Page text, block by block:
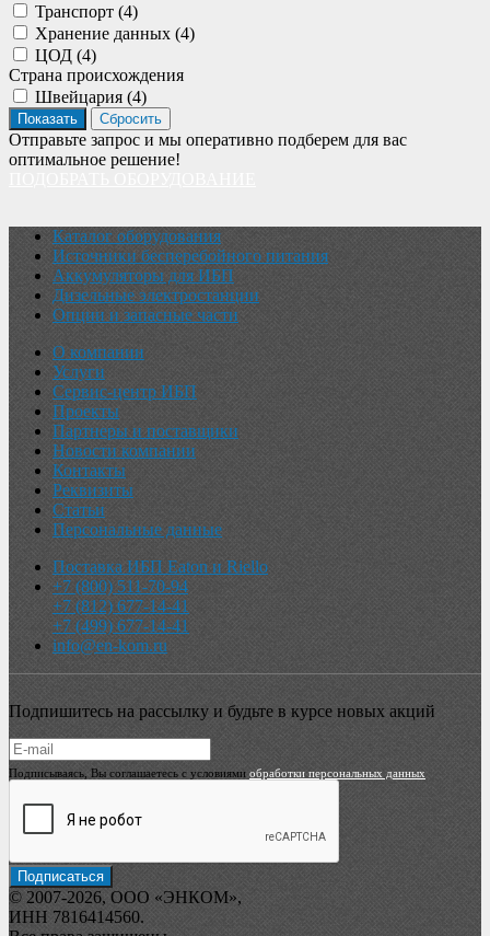
Транспорт (4)
Хранение данных (4)
ЦОД (4)
Страна происхождения
Швейцария (4)
Отправьте запрос и мы оперативно подберем для вас
оптимальное решение!
Каталог оборудования
Источники бесперебойного питания
Аккумуляторы для ИБП
Дизельные электростанции
Опции и запасные части
О компании
Услуги
Сервис-центр ИБП
Проекты
Партнеры и поставщики
Новости компании
Контакты
Реквизиты
Статьи
Персональные данные
Поставка ИБП Eaton и Riello
+7 (800) 511-70-94
+7 (812) 677-14-41
+7 (499) 677-14-41
info@en-kom.ru
Подпишитесь на рассылку и будьте в курсе новых акций
Подписываясь, Вы соглашаетесь с условиями обработки персональных данных
© 2007-2026, ООО «ЭНКОМ»,
ИНН 7816414560.